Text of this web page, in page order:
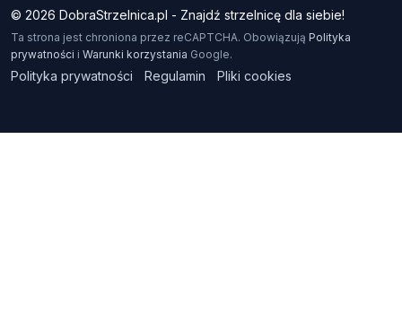
© 2026 DobraStrzelnica.pl - Znajdź strzelnicę dla siebie!
Ta strona jest chroniona przez reCAPTCHA. Obowiązują Polityka
prywatności i Warunki korzystania Google.
Polityka prywatności Regulamin Pliki cookies